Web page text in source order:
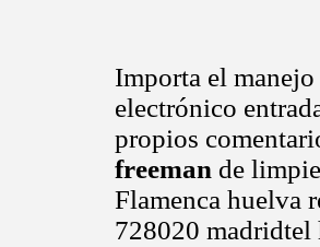
Importa el
electrónico
propios
freeman de
Flamenca huelva
728020